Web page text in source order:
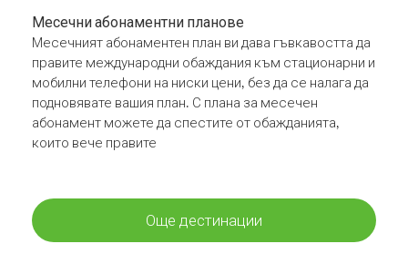
Месечни абонаментни планове
Месечният абонаментен план ви дава гъвкавостта да
правите международни обаждания към стационарни и
мобилни телефони на ниски цени, без да се налага да
подновявате вашия план. С плана за месечен
абонамент можете да спестите от обажданията,
които вече правите
Още дестинации